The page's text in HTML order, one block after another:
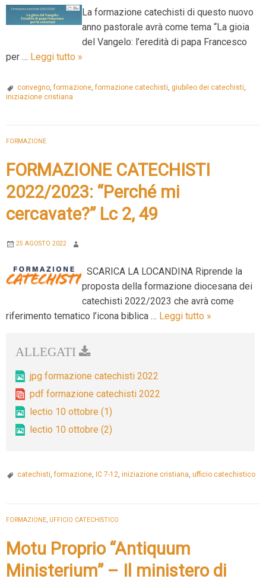
La formazione catechisti di questo nuovo
anno pastorale avrà come tema “La gioia
del Vangelo: l’eredità di papa Francesco
per … Leggi tutto Formazione
catechisti
»
convegno,formazione,formazione catechisti, giubileo dei catechisti,
iniziazione cristiana
FORMAZIONE
FORMAZIONE CATECHISTI
2022/2023: “Perché mi
cercavate?” Lc 2, 49
25 AGOSTO 2022
SCARICA LA LOCANDINA Riprende la
proposta della formazione diocesana dei
catechisti 2022/2023 che avrà come
riferimento tematico l’icona biblica … Leggi tutto FORMAZIONE
»
jpg formazione catechisti 2022
pdf formazione catechisti 2022
lectio 10 ottobre (1)
lectio 10 ottobre (2)
catechisti,formazione, IC 7-12, iniziazione cristiana, ufficio catechistico
FORMAZIONE, UFFICIO CATECHISTICO
Motu Proprio “Antiquum
Ministerium” – Il ministero di